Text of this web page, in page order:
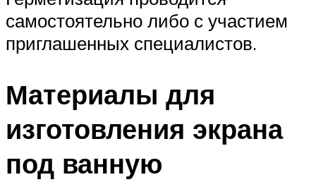
самостоятельно либо с участием
приглашенных специалистов.
Материалы для
изготовления экрана
под ванную